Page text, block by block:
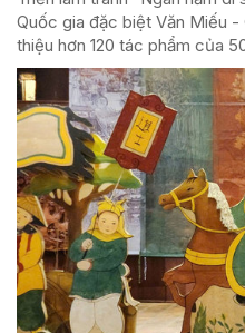
Quốc gia đặc biệt Văn Miếu -
thiệu hơn 120 tác phẩm của